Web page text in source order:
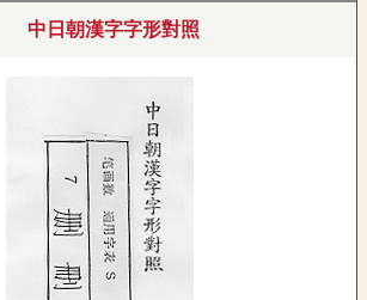
中日朝漢字字形對照